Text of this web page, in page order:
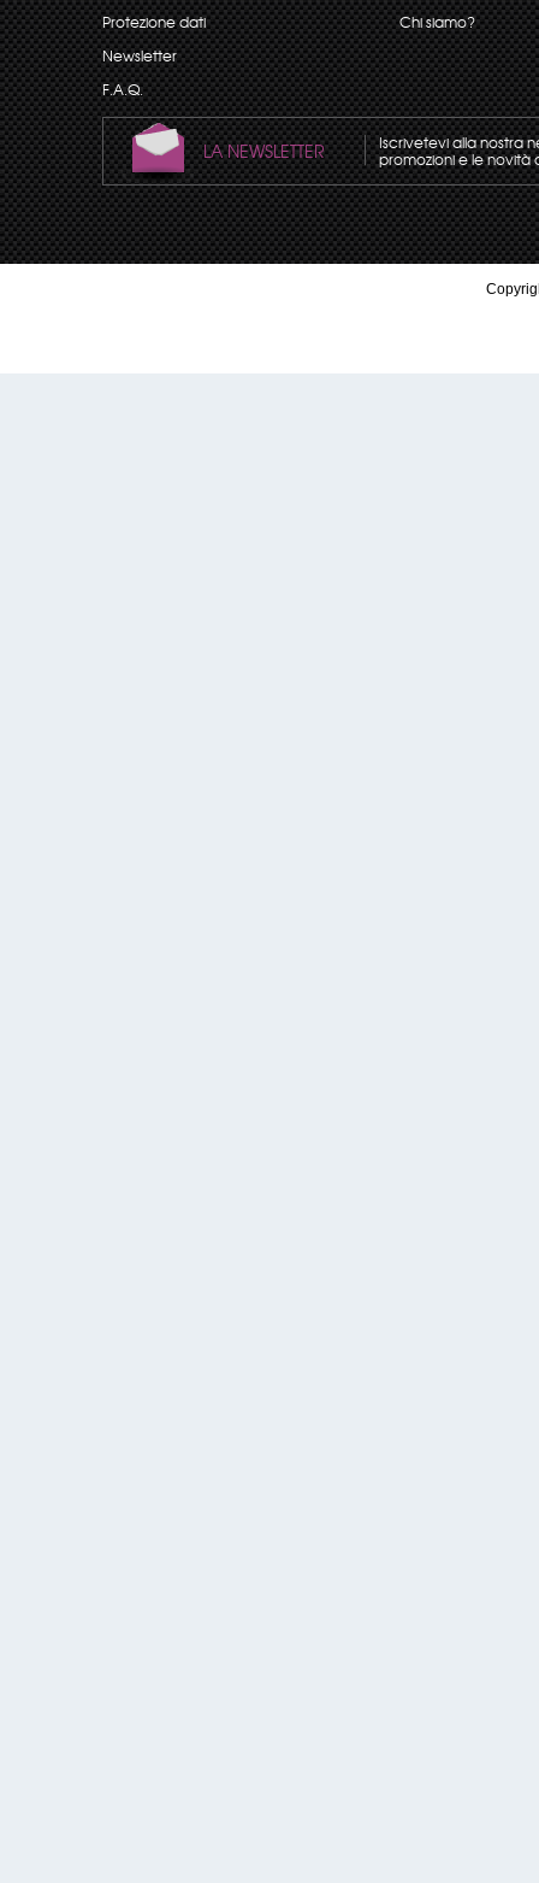
Protezione dati
Newsletter
F.A.Q.
Chi siamo?
LA NEWSLETTER Iscrivetevi alla nostra
promozioni e le novità